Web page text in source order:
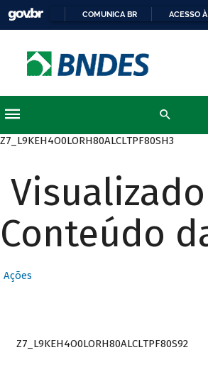
COMUNICA BR ACESSO
Z7_L9KEH4O0LORH80ALCLTPF80SH3
Conteúdo
Ações
Z7_L9KEH4O0LORH80ALCLTPF80S92